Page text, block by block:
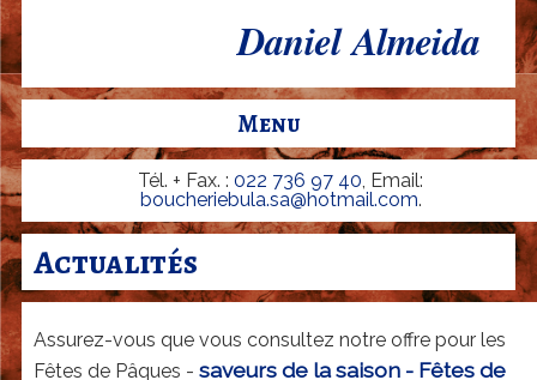
e
-
h
a
r
c
Daniel Almeida
Menu
Tél. + Fax. : 022 736 97 40, Email:
boucheriebula.sa@hotmail.com.
Actualités
Assurez-vous que vous consultez notre offre pour les
Fêtes de Pâques - saveurs de la saison - Fêtes de